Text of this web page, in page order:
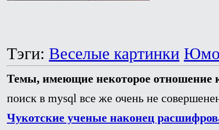
Тэги: Веселые картинки
Темы, имеющие некоторое отношение
поиск в mysql все же очень не
Чукотские ученые наконец